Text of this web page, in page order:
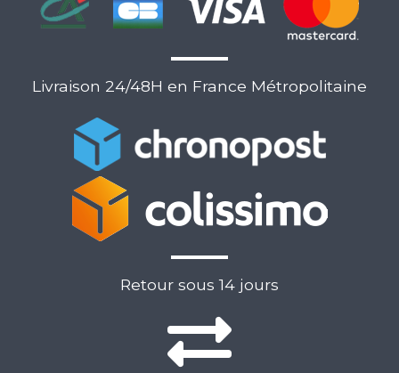
Livraison 24/48H en France Métropolitaine
Retour sous 14 jours